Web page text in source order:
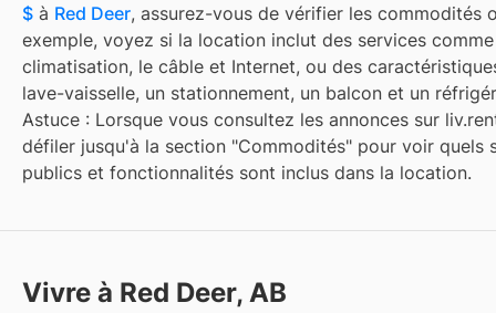
$ à Red Deer, assurez-vous de vérifier les commodités
exemple, voyez si la location inclut des services
climatisation, le câble et Internet, ou des
lave-vaisselle, un stationnement, un balcon et un
Astuce : Lorsque vous consultez les annonces sur
défiler jusqu'à la section "Commodités" pour voir quels
publics et fonctionnalités sont inclus dans la location.
Vivre à Red Deer, AB